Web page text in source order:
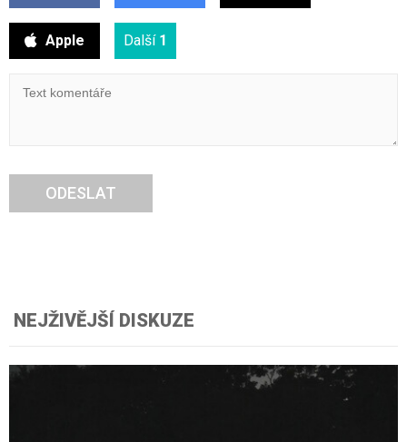
Apple Další 1
ODESLAT
NEJŽIVĚJŠÍ DISKUZE